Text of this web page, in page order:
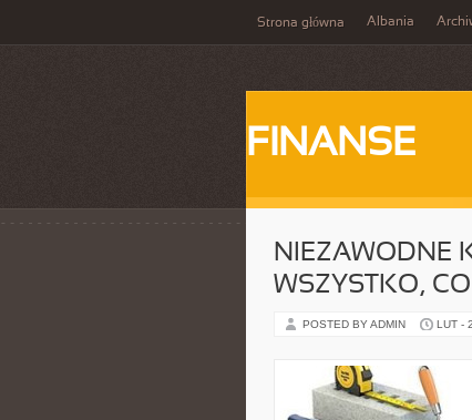
Strona główna Albania
FINANSE
NIEZAWODNE
WSZYSTKO,
POSTED BY ADMIN LUT -